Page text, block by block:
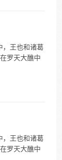
，王也和诸葛
罗天大醮中
，王也和诸葛
罗天大醮中